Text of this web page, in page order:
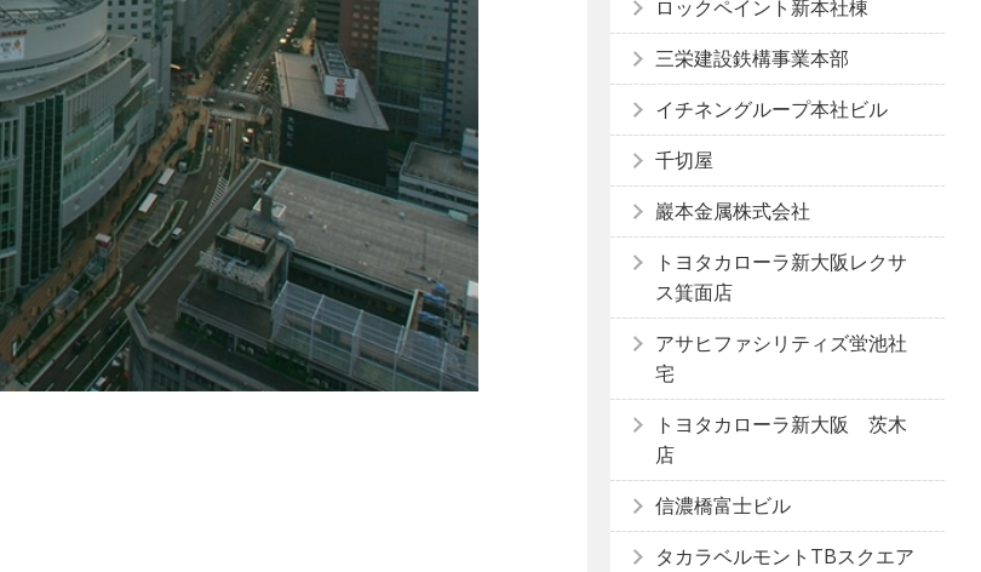
ロックペイント新本社棟
三栄建設鉄構事業本部
イチネングループ本社ビル
千切屋
巖本金属株式会社
トヨタカローラ新大阪レクサ
ス箕面店
アサヒファシリティズ蛍池社
宅
トヨタカローラ新大阪 茨木
店
信濃橋富士ビル
タカラベルモントTBスクエア